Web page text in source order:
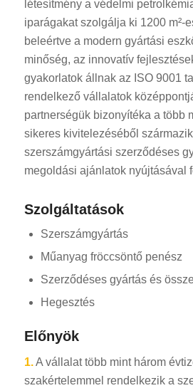
létesítmény a védelmi
iparágakat szolgálja ki 1200 m²-
beleértve a modern gyártási
minőség, az innovatív
gyakorlatok állnak az ISO 9001
rendelkező vállalatok
partnerségük bizonyítéka a több
sikeres kivitelezéséből
szerszámgyártási szerződéses
megoldási ajánlatok nyújtásával
Szolgáltatások
Szerszámgyártás
Műanyag fröccsöntő penész
Szerződéses gyártás és
Hegesztés
Előnyök
1.A vállalat több mint három
szakértelemmel rendelkezik a